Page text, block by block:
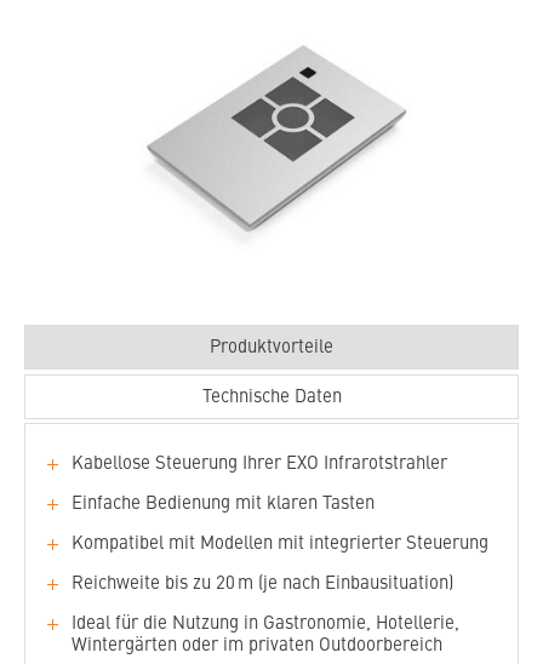
Produktvorteile
Technische Daten
Kabellose Steuerung Ihrer EXO Infrarotstrahler
Einfache Bedienung mit klaren Tasten
Kompatibel mit Modellen mit integrierter Steuerung
Reichweite bis zu 20 m (je nach Einbausituation)
Ideal für die Nutzung in Gastronomie, Hotellerie,
Wintergärten oder im privaten Outdoorbereich